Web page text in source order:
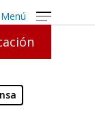
Menú